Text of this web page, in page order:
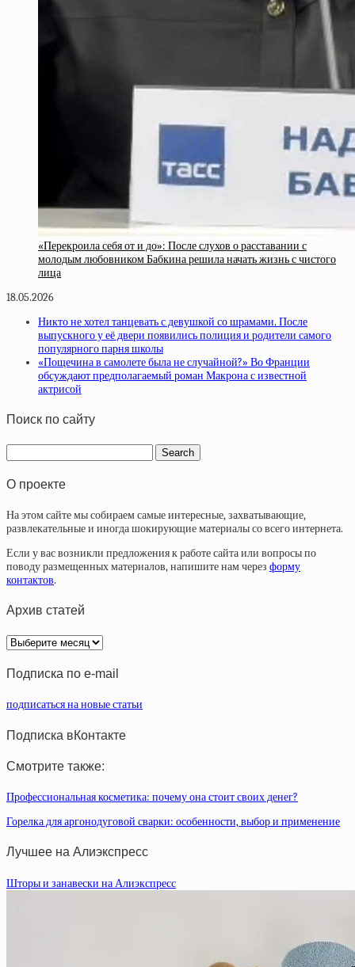
«Перекроила себя от и до»: После слухов о расставании с
молодым любовником Бабкина решила начать жизнь с чистого
лица
18.05.2026
Никто не хотел танцевать с девушкой со шрамами. После
выпускного у её двери появились полиция и родители самого
популярного парня школы
«Пощечина в самолете была не случайной?» Во Франции
обсуждают предполагаемый роман Макрона с известной
актрисой
Поиск по сайту
О проекте
На этом сайте мы собираем самые интересные, захватывающие,
развлекательные и иногда шокирующие материалы со всего интернета.
Если у вас возникли предложения к работе сайта или вопросы по
поводу размещенных материалов, напишите нам через форму
контактов.
Архив статей
Архив
статей
Подписка по e-mail
подписаться на новые статьи
Подписка вКонтакте
Смотрите также:
Профессиональная косметика: почему она стоит своих денег?
Горелка для аргонодуговой сварки: особенности, выбор и применение
Лучшее на Алиэкспресс
Шторы и занавески на Алиэкспресс